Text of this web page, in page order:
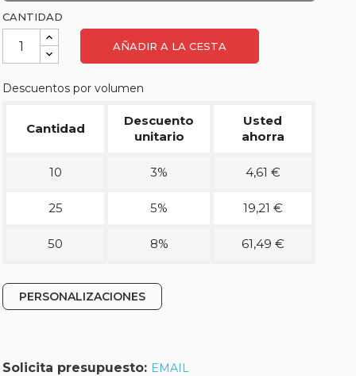
CANTIDAD
AÑADIR A LA CESTA
Descuentos por volumen
Cantidad
Descuento
unitario
Usted
ahorra
10 3% 4,61 €
25 5% 19,21 €
50 8% 61,49 €
PERSONALIZACIONES
Solicita presupuesto: EMAIL